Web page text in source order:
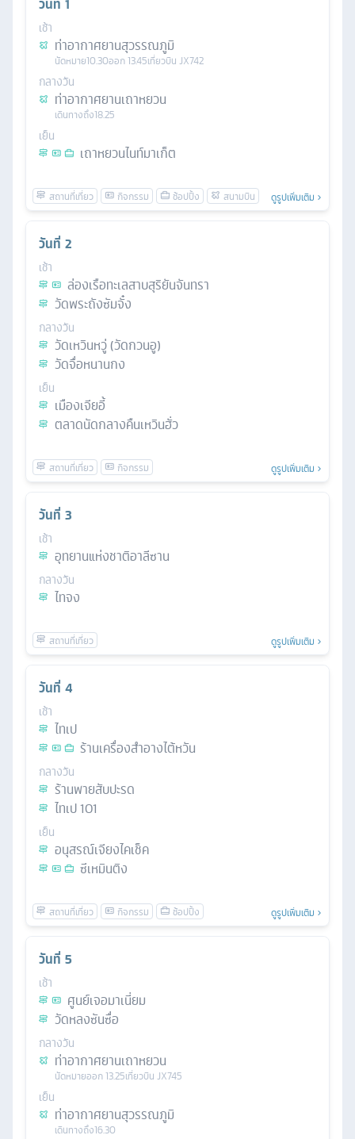
เช้า
ท่าอากาศยานสุวรรณภูมิ
นัดหมาย10.30ออก13.45เที่ยวบิน JX742
กลางวัน
ท่าอากาศยานเถาหยวน
เดินทางถึง18.25
เย็น
เถาหยวนไนท์มาเก็ต
ดูรูปเพิ่มเติม
วันที่ 2
เช้า
ล่องเรือทะเลสาบสุริยันจันทรา
วัดพระถังซัมจั๋ง
กลางวัน
วัดเหวินหวู่ (วัดกวนอู)
วัดจื่อหนานกง
เย็น
เมืองเจียอี้
ตลาดนัดกลางคืนเหวินฮั่ว
ดูรูปเพิ่มเติม
วันที่ 3
เช้า
อุทยานแห่งชาติอาลีซาน
กลางวัน
ไทจง
ดูรูปเพิ่มเติม
วันที่ 4
เช้า
ไทเป
ร้านเครื่องสำอางไต้หวัน
กลางวัน
ร้านพายสับปะรด
ไทเป 101
เย็น
อนุสรณ์เจียงไคเช็ค
ซีเหมินติง
ดูรูปเพิ่มเติม
วันที่ 5
เช้า
ศูนย์เจอมาเนี่ยม
วัดหลงซันซื่อ
กลางวัน
ท่าอากาศยานเถาหยวน
นัดหมายออก13.25เที่ยวบิน JX745
เย็น
ท่าอากาศยานสุวรรณภูมิ
เดินทางถึง16.30